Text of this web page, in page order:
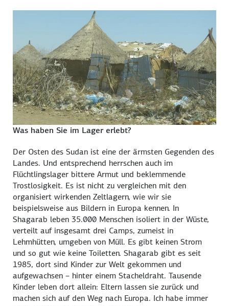
Was haben Sie im Lager erlebt?
Der Osten des Sudan ist eine der ärmsten Gegenden des
Landes. Und entsprechend herrschen auch im
Flüchtlingslager bittere Armut und beklemmende
Trostlosigkeit. Es ist nicht zu vergleichen mit den
organisiert wirkenden Zeltlagern, wie wir sie
beispielsweise aus Bildern in Europa kennen. In
Shagarab leben 35.000 Menschen isoliert in der Wüste,
verteilt auf insgesamt drei Camps, zumeist in
Lehmhütten, umgeben von Müll. Es gibt keinen Strom
und so gut wie keine Toiletten. Shagarab gibt es seit
1985, dort sind Kinder zur Welt gekommen und
aufgewachsen – hinter einem Stacheldraht. Tausende
Kinder leben dort allein: Eltern lassen sie zurück und
machen sich auf den Weg nach Europa. Ich habe immer